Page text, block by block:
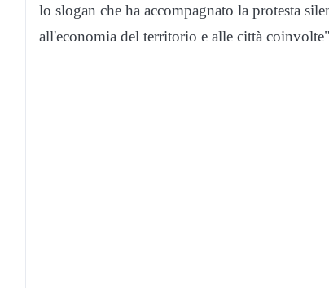
lo slogan che ha accompagnato la protesta
all'economia del territorio e alle città coinvolte"